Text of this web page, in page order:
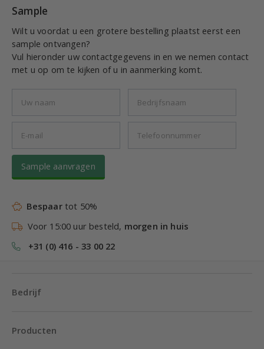
Sample
Wilt u voordat u een grotere bestelling plaatst eerst een
sample ontvangen?
Vul hieronder uw contactgegevens in en we nemen contact
met u op om te kijken of u in aanmerking komt.
Sample aanvragen
Bespaartot 50%
Voor 15:00 uur besteld, morgen in huis
+31 (0) 416 - 33 00 22
Bedrijf
Producten